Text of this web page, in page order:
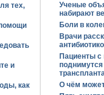
тех,
и
как
Ученые
набирают
Боли в
Врачи
Пациенты
О чём